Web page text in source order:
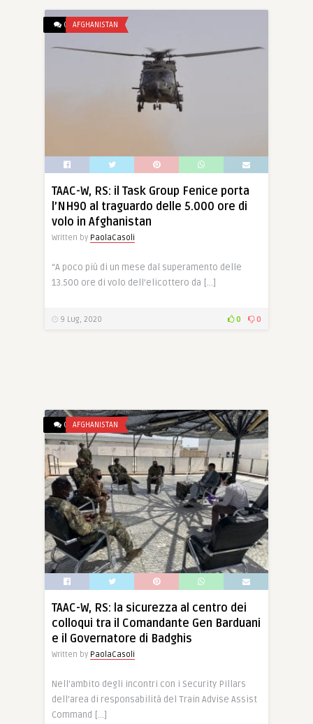
0 AFGHANISTAN
TAAC-W, RS: il Task Group Fenice porta
l’NH90 al traguardo delle 5.000 ore di
volo in Afghanistan
Written by PaolaCasoli
“A poco più di un mese dal superamento delle
13.500 ore di volo dell’elicottero da […]
9 Lug, 2020 0 0
0 AFGHANISTAN
TAAC-W, RS: la sicurezza al centro dei
colloqui tra il Comandante Gen Barduani
e il Governatore di Badghis
Written by PaolaCasoli
Nell’ambito degli incontri con i Security Pillars
dell’area di responsabilità del Train Advise Assist
Command […]